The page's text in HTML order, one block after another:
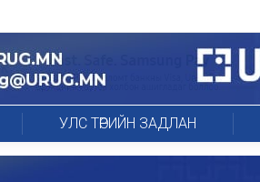
УЛС ТӨРИЙН ЗАДЛАН